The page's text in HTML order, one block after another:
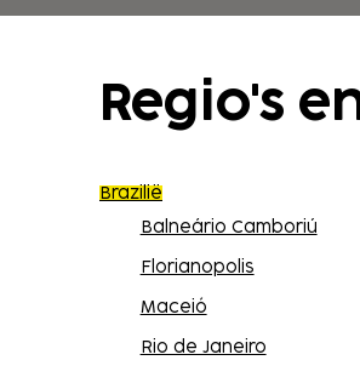
Regio's
Brazilië
Balneário Camboriú
Florianopolis
Maceió
Rio de Janeiro